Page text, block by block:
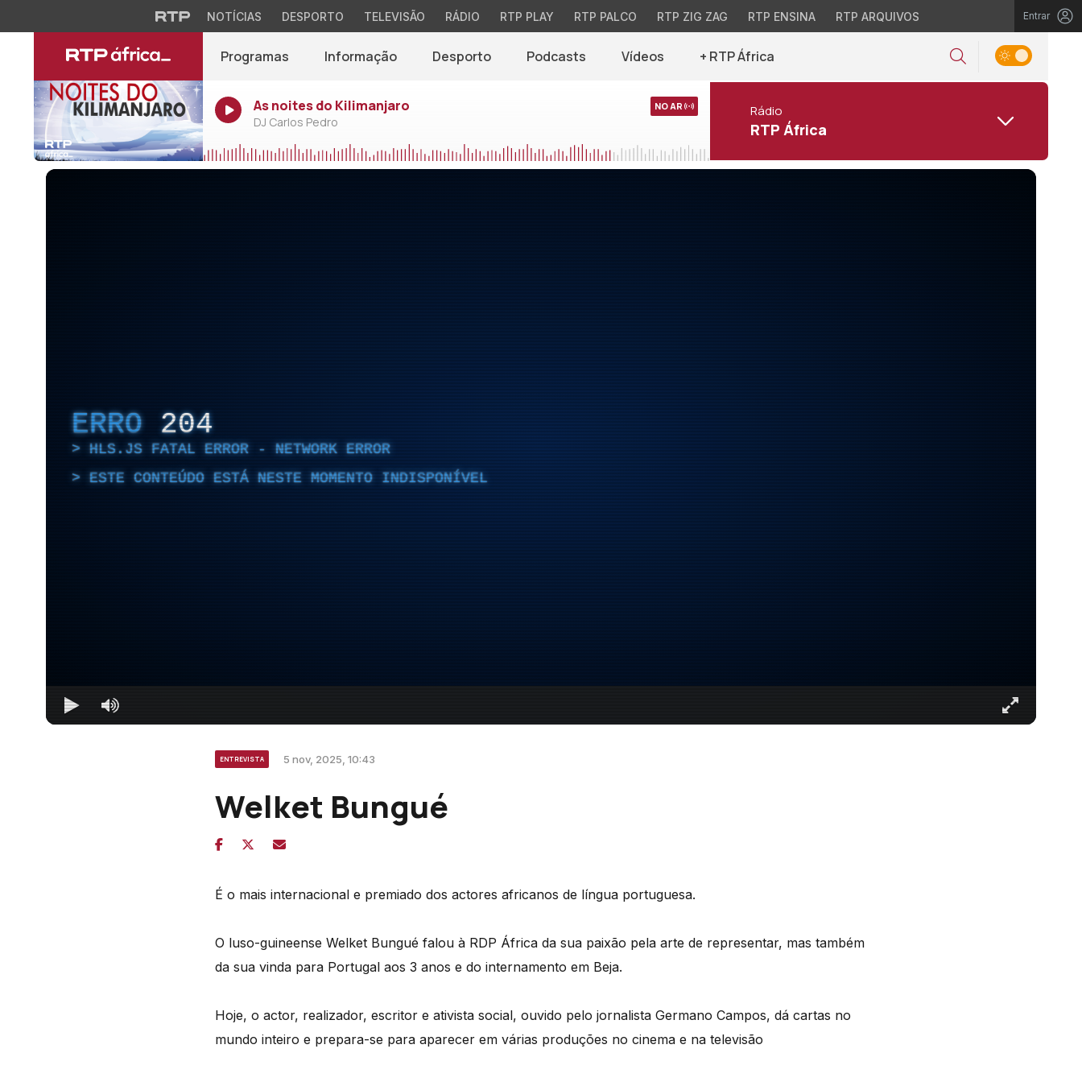
NOTÍCIAS DESPORTO TELEVISÃO RÁDIO RTP PLAY RTP PALCO RTP ZIG ZAG RTP ENSINA RTP ARQUIVOS Entrar
Programas Informação Desporto Podcasts Vídeos + RTP África
As noites do Kilimanjaro
DJ Carlos Pedro
NO AR Rádio
RTP África
ERRO 204
HLS.JS FATAL ERROR - NETWORK ERROR
ESTE CONTEÚDO ESTÁ NESTE MOMENTO INDISPONÍVEL
ENTREVISTA 5 nov, 2025, 10:43
Welket Bungué
É o mais internacional e premiado dos actores africanos de língua portuguesa.
O luso-guineense Welket Bungué falou à RDP África da sua paixão pela arte de representar, mas também
da sua vinda para Portugal aos 3 anos e do internamento em Beja.
Hoje, o actor, realizador, escritor e ativista social, ouvido pelo jornalista Germano Campos, dá cartas no
mundo inteiro e prepara-se para aparecer em várias produções no cinema e na televisão